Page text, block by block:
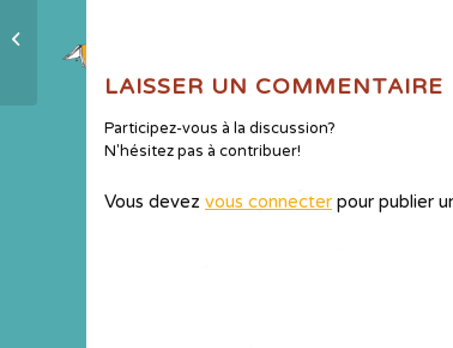
LAISSER UN COMMENTAIRE
Participez-vous à la discussion?
N'hésitez pas à contribuer!
Vous devez vous connecter pour publier